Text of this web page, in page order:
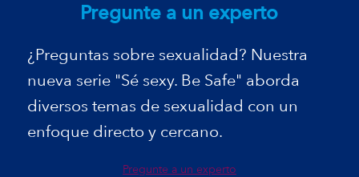
Pregunte a un experto
¿Preguntas sobre sexualidad? Nuestra
nueva serie "Sé sexy. Be Safe" aborda
diversos temas de sexualidad con un
enfoque directo y cercano.
Pregunte a un experto